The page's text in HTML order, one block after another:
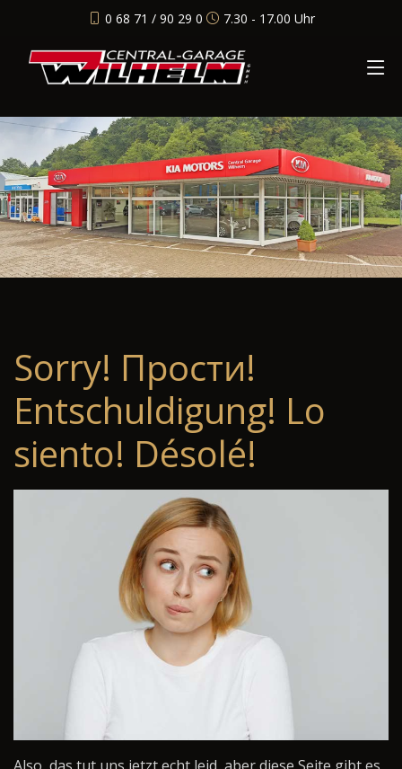
0 68 71 / 90 29 0 7.30 - 17.00 Uhr
Sorry! Прости!
Entschuldigung! Lo
siento! Désolé!